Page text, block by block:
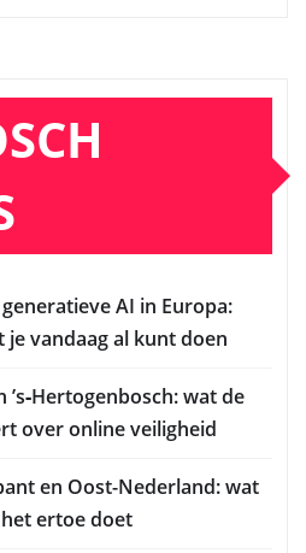
AI in Europa:
je vandaag al kunt doen
wat de
over online veiligheid
en Oost-Nederland: wat
ertoe doet